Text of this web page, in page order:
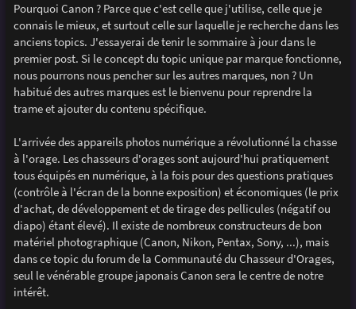
Pourquoi Canon ? Parce que c'est celle que j'utilise, celle que je
connais le mieux, et surtout celle sur laquelle je recherche dans les
anciens topics. J'essayerai de tenir le sommaire à jour dans le
premier post. Si le concept du topic unique par marque fonctionne,
nous pourrons nous pencher sur les autres marques, non ? Un
habitué des autres marques est le bienvenu pour reprendre la
trame et ajouter du contenu spécifique.
L'arrivée des appareils photos numérique a révolutionné la chasse
à l'orage. Les chasseurs d'orages sont aujourd'hui pratiquement
tous équipés en numérique, à la fois pour des questions pratiques
(contrôle à l'écran de la bonne exposition) et économiques (le prix
d'achat, de développement et de tirage des pellicules (négatif ou
diapo) étant élevé). Il existe de nombreux constructeurs de bon
matériel photographique (Canon, Nikon, Pentax, Sony, ...), mais
dans ce topic du forum de la Communauté du Chasseur d'Orages,
seul le vénérable groupe japonais Canon sera le centre de notre
intérêt.